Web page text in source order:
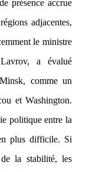
présence accrue
adjacentes,
le ministre
a évalué
comme un
et Washington.
politique entre la
plus difficile. Si
la stabilité, les